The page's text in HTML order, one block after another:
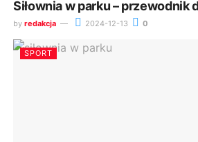
Siłownia w parku – przewodnik
by redakcja 2024-12-13 0
SPORT